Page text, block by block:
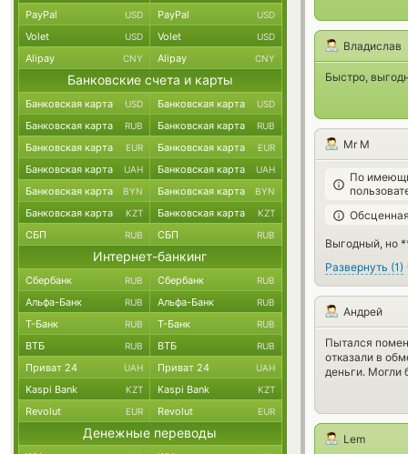
Владислав
Быстро,
Mr M
По
Выгодный, но
Развернуть (1)
Андрей
Пытался
отказали в
деньги. Могли
Lem
PayPal USD PayPal USD
Volet USD Volet USD
Alipay CNY Alipay CNY
Банковские счета и карты
Банковская карта USD Банковская карта USD
Банковская карта RUB Банковская карта RUB
Банковская карта EUR Банковская карта EUR
Банковская карта UAH Банковская карта UAH
Банковская карта BYN Банковская карта BYN
Банковская карта KZT Банковская карта KZT
СБП RUB СБП RUB
Интернет-банкинг
Сбербанк RUB Сбербанк RUB
Альфа-Банк RUB Альфа-Банк RUB
Т-Банк RUB Т-Банк RUB
ВТБ RUB ВТБ RUB
Приват 24 UAH Приват 24 UAH
Kaspi Bank KZT Kaspi Bank KZT
Revolut EUR Revolut EUR
Денежные переводы